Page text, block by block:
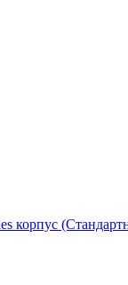
корпус